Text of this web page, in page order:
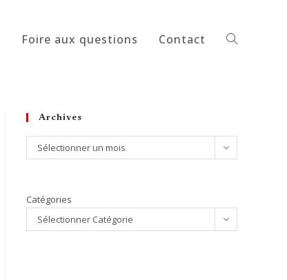
Foire aux questions Contact Toggle
Archives
Archives
Sélectionner un mois
Catégories
Sélectionner Catégorie